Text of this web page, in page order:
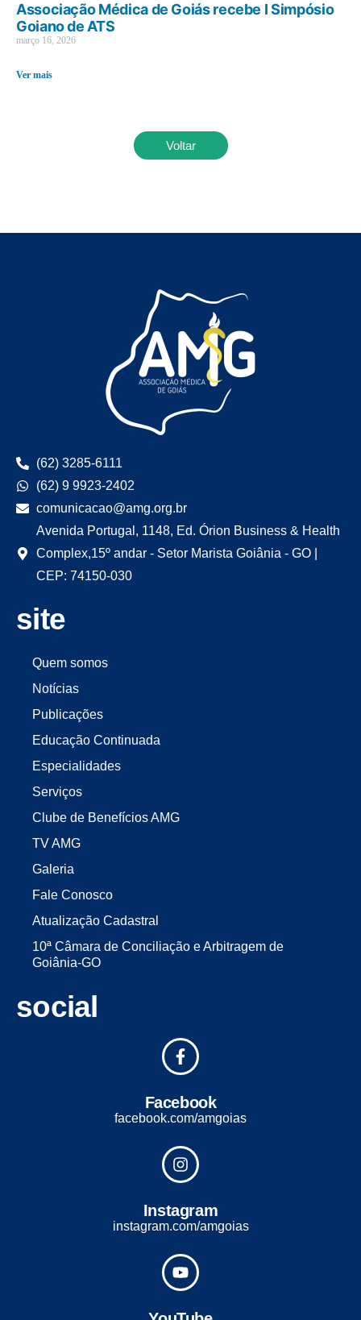
Associação Médica de Goiás recebe I Simpósio
Goiano de ATS
março 16, 2026
Ver mais
Voltar
(62) 3285-6111
(62) 9 9923-2402
comunicacao@amg.org.br
Avenida Portugal, 1148, Ed. Órion Business & Health
Complex,15º andar - Setor Marista Goiânia - GO |
CEP: 74150-030
site
Quem somos
Notícias
Publicações
Educação Continuada
Especialidades
Serviços
Clube de Benefícios AMG
TV AMG
Galeria
Fale Conosco
Atualização Cadastral
10ª Câmara de Conciliação e Arbitragem de
Goiânia-GO
social
Facebook
facebook.com/amgoias
Instagram
instagram.com/amgoias